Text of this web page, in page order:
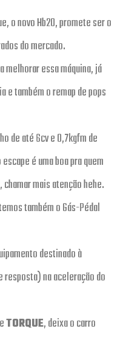
o novo Hb20, promete ser o
do mercado.
melhorar essa máquina, já
e também o remap de pops
de até 6cv e 0,7kgfm de
é uma boa pra quem
mais atenção hehe.
também o Gás-Pédal
destinado à
resposta) na aceleração do
eTORQUE, deixa o carro